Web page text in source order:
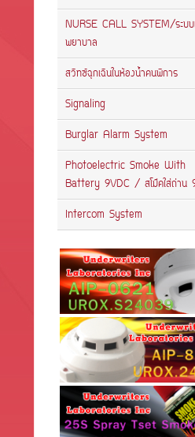
NURSE CALL SYSTEM/ระบบ
พยาบาล
สวิทซ์ฉุกเฉินในห้องน้ำคนพิการ
Signaling
Burglar Alarm System
Photoelectric Smoke With
Battery 9VDC / สโม๊คใส่ถ่าน
Intercom System